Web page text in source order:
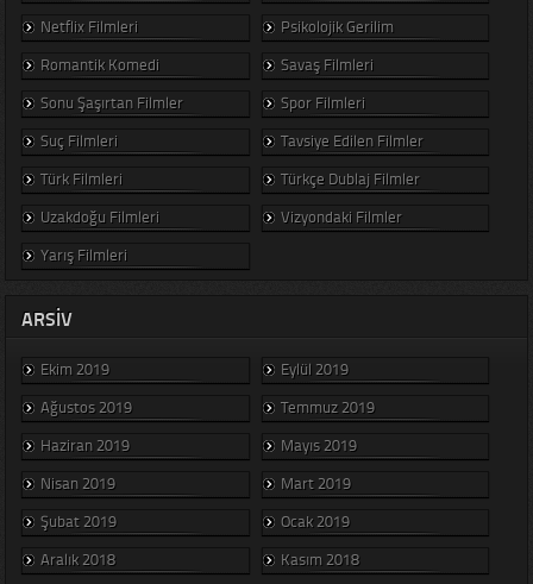
Netflix Filmleri
Psikolojik Gerilim
Romantik Komedi
Savaş Filmleri
Sonu Şaşırtan Filmler
Spor Filmleri
Suç Filmleri
Tavsiye Edilen Filmler
Türk Filmleri
Türkçe Dublaj Filmler
Uzakdoğu Filmleri
Vizyondaki Filmler
Yarış Filmleri
ARSIV
Ekim 2019
Eylül 2019
Ağustos 2019
Temmuz 2019
Haziran 2019
Mayıs 2019
Nisan 2019
Mart 2019
Şubat 2019
Ocak 2019
Aralık 2018
Kasım 2018